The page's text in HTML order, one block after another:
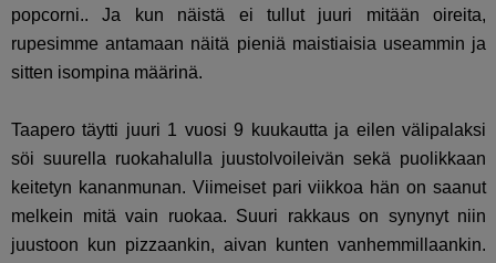
popcorni.. Ja kun näistä ei tullut juuri mitään oireita,
rupesimme antamaan näitä pieniä maistiaisia useammin ja
sitten isompina määrinä.
Taapero täytti juuri 1 vuosi 9 kuukautta ja eilen välipalaksi
söi suurella ruokahalulla juustolvoileivän sekä puolikkaan
keitetyn kananmunan. Viimeiset pari viikkoa hän on saanut
melkein mitä vain ruokaa. Suuri rakkaus on synynyt niin
juustoon kun pizzaankin, aivan kunten vanhemmillaankin.